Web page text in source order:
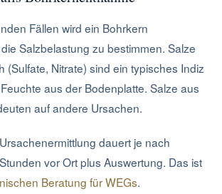
Fällen wird ein Bohrkern
Salzbelastung zu bestimmen. Salze
(Sulfate, Nitrate) sind ein typisches Indiz
aus der Bodenplatte. Salze aus
auf andere Ursachen.
dauert je nach
vor Ort plus Auswertung. Das ist
Beratung für WEGs.